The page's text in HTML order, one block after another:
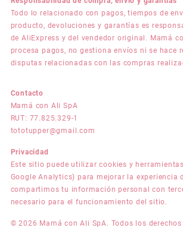
Todo lo relacionado con pagos, tiempos de
producto, devoluciones y garantías es
de AliExpress y del vendedor original. Mamá
procesa pagos, no gestiona envíos ni se hace
disputas relacionadas con las compras
Contacto
Mamá con Ali SpA
RUT: 77.825.329-1
tototupper@gmail.com
Privacidad
Este sitio puede utilizar cookies y
Google Analytics) para mejorar la experiencia
compartimos tu información personal con
necesario para el funcionamiento del sitio.
© 2026 Mamá con Ali SpA. Todos los derechos